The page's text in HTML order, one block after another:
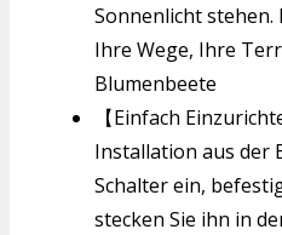
Sonnenlicht stehen.
Ihre Wege, Ihre
Blumenbeete
【Einfach
Installation aus der
Schalter ein,
stecken Sie ihn in